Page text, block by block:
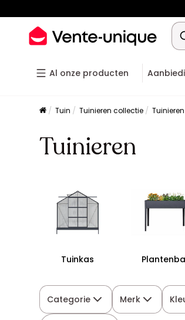
Al onze producten
Tuin Tuinieren collectie Tuinieren
Tuinieren
Tuinkas
Categorie Merk